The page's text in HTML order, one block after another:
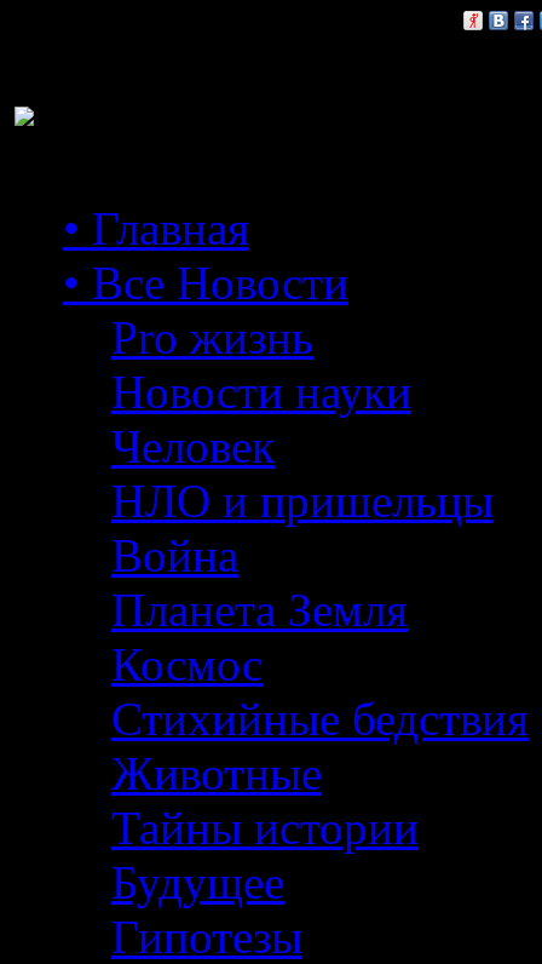
• Главная
• Все Новости
Pro жизнь
Новости науки
Человек
НЛО и пришельцы
Война
Планета Земля
Космос
Стихийные бедствия
Животные
Тайны истории
Будущее
Гипотезы